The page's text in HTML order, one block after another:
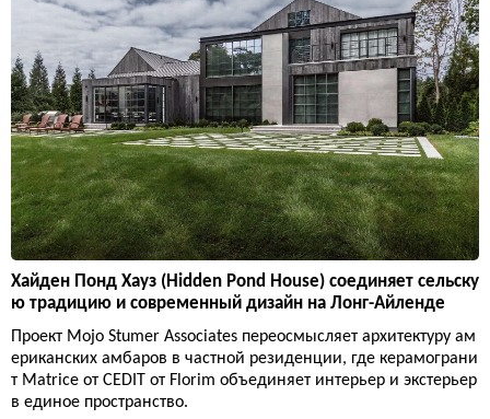
Хайден Понд Хауз (Hidden Pond House) соединяет сельску
ю традицию и современный дизайн на Лонг-Айленде
Проект Mojo Stumer Associates переосмысляет архитектуру ам
ериканских амбаров в частной резиденции, где керамограни
т Matrice от CEDIT от Florim объединяет интерьер и экстерьер
в единое пространство.